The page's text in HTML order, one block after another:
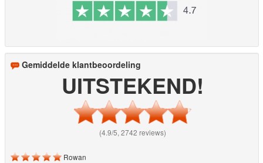
Gemiddelde klantbeoordeling
UITSTEKEND!
(4.9/5, 2742 reviews)
Rowan